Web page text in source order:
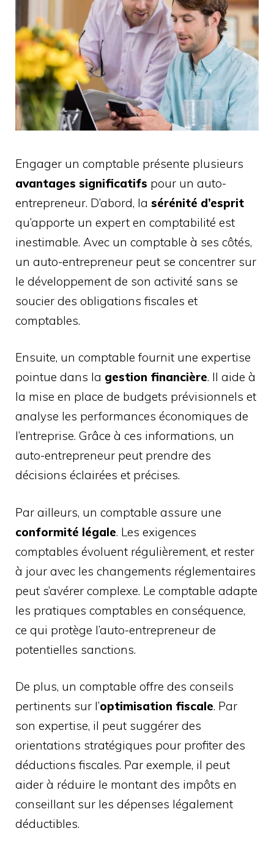
Engager un comptable présente plusieurs
avantages significatifs pour un auto-
entrepreneur. D’abord, la sérénité d’esprit
qu’apporte un expert en comptabilité est
inestimable. Avec un comptable à ses côtés,
un auto-entrepreneur peut se concentrer sur
le développement de son activité sans se
soucier des obligations fiscales et
comptables.
Ensuite, un comptable fournit une expertise
pointue dans la gestion financière. Il aide à
la mise en place de budgets prévisionnels et
analyse les performances économiques de
l’entreprise. Grâce à ces informations, un
auto-entrepreneur peut prendre des
décisions éclairées et précises.
Par ailleurs, un comptable assure une
conformité légale. Les exigences
comptables évoluent régulièrement, et rester
à jour avec les changements réglementaires
peut s’avérer complexe. Le comptable adapte
les pratiques comptables en conséquence,
ce qui protège l’auto-entrepreneur de
potentielles sanctions.
De plus, un comptable offre des conseils
pertinents sur l’optimisation fiscale. Par
son expertise, il peut suggérer des
orientations stratégiques pour profiter des
déductions fiscales. Par exemple, il peut
aider à réduire le montant des impôts en
conseillant sur les dépenses légalement
déductibles.